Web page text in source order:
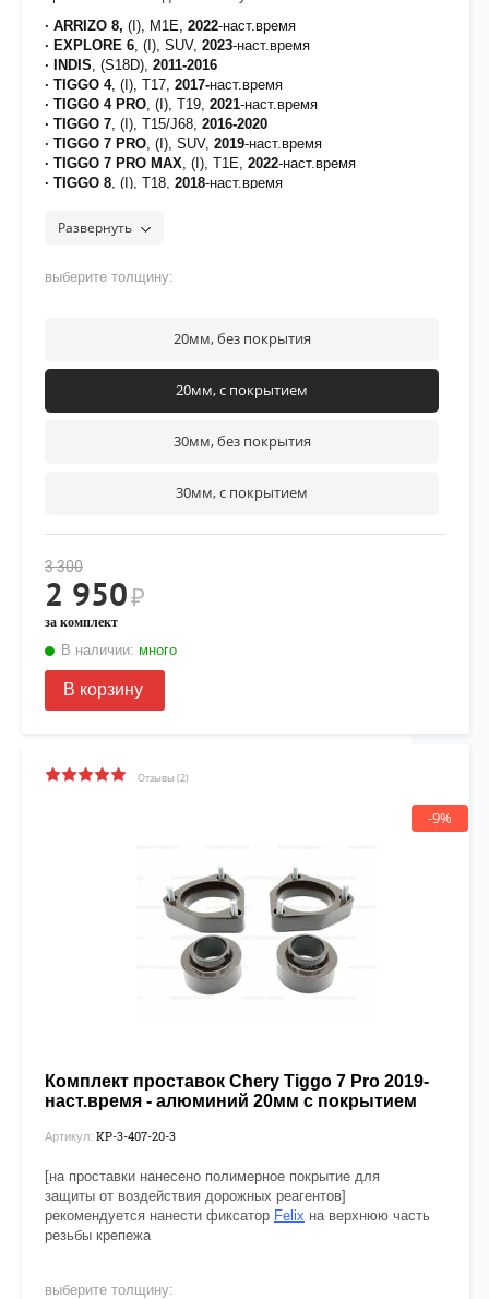
· ARRIZO 8, (I), M1E, 2022-наст.время
· EXPLORE 6 , (I), SUV, 2023-наст.время
· INDIS , (S18D), 2011-2016
· TIGGO 4, (I), T17, 2017-наст.время
· TIGGO 4 PRO , (I), T19, 2021-наст.время
· TIGGO 7 , (I), T15/J68, 2016-2020
· TIGGO 7 PRO , (I), SUV, 2019-наст.время
· TIGGO 7 PRO MAX , (I), T1E, 2022-наст.время
· TIGGO 8 , (I), T18, 2018-наст.время
TIGGO 8 PLUS
Развернуть
выберите толщину:
20мм, без покрытия
20мм, с покрытием
30мм, без покрытия
30мм, с покрытием
3 300
2 950₽
за комплект
В наличии: много
В корзину
Отзывы (2)
-9%
Комплект проставок Chery Tiggo 7 Pro 2019-
наст.время - алюминий 20мм с покрытием
Артикул: KP-3-407-20-3
[на проставки нанесено полимерное покрытие для
защиты от воздействия дорожных реагентов]
рекомендуется нанести фиксатор Felix на верхнюю часть
резьбы крепежа
выберите толщину: